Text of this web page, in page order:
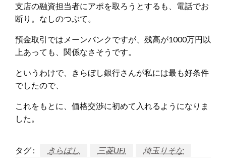
支店の融資担当者にアポを取ろうとするも、電話でお
断り。なしのつぶて。
預金取引ではメーンバンクですが、残高が1000万円以
上あっても、関係なさそうです。
というわけで、きらぼし銀行さんが私には最も好条件
でしたので、
これをもとに、価格交渉に初めて入れるようになりま
した。
タグ : きらぼし 三菱UFJ 埼玉りそな